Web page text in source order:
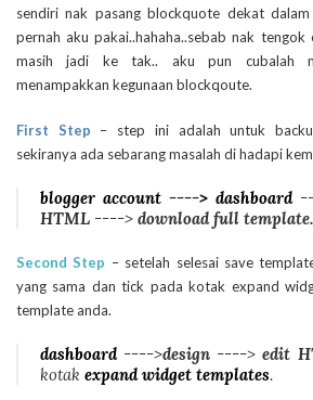
sendiri nak pasang blockquote dekat
pernah aku pakai..hahaha..sebab nak
masih jadi ke tak.. aku pun cubalah
menampakkan kegunaan blockqoute.
First Step – step ini adalah untuk
sekiranya ada sebarang masalah di hadapi
blogger account ----> dashboard
HTML ----> download full template.
Second Step – setelah selesai save
yang sama dan tick pada kotak expand
template anda.
dashboard ---->design ---->edit
kotak expand widget templates.